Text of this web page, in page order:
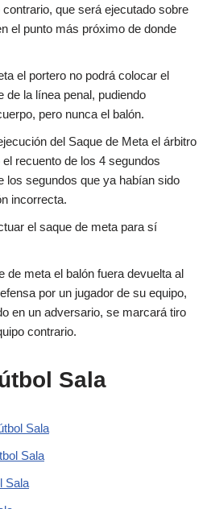
que será ejecutado sobre
el punto más próximo de donde
el portero no podrá colocar el
de la línea penal, pudiendo
pero nunca el balón.
del Saque de Meta el árbitro
recuento de los 4 segundos
los segundos que ya habían sido
incorrecta.
el saque de meta para sí
de meta el balón fuera devuelta al
por un jugador de su equipo,
en un adversario, se marcará tiro
contrario.
Sala
Sala
Sala
Sala